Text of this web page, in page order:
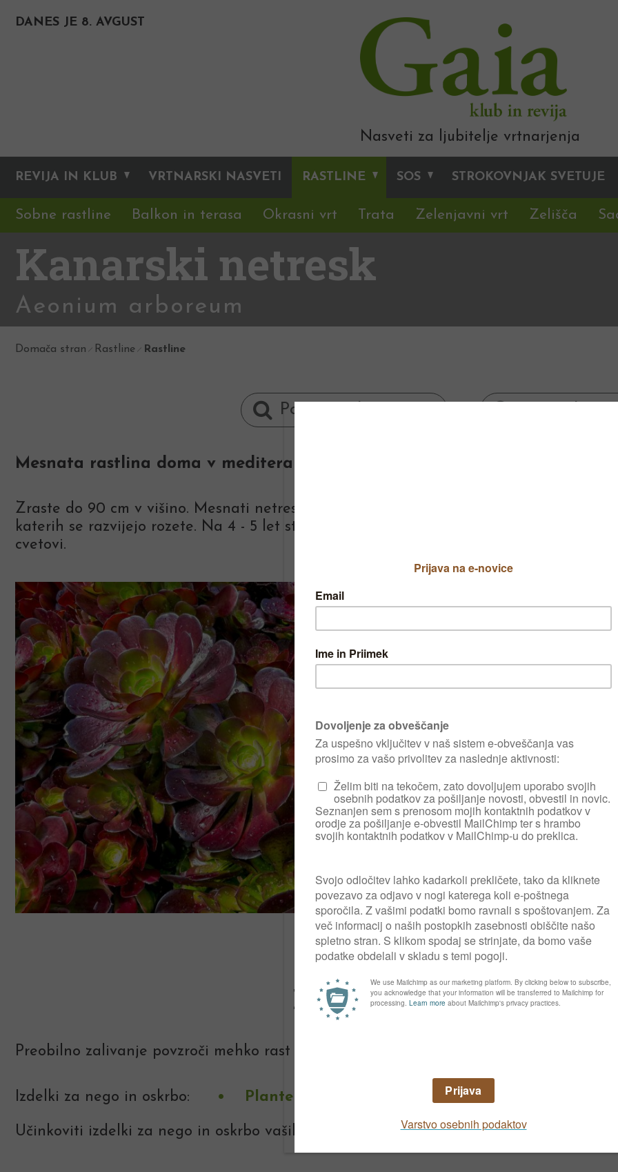
DANES JE 8. AVGUST
Nasveti za ljubitelje vrtnarjenja
REVIJA IN KLUB VRTNARSKI NASVETI RASTLINE SOS STROKOVNJAK SVETUJE
Sobne rastline Balkon in terasa Okrasni vrt Trata Zelenjavni vrt Zelišča
Kanarski netresk
Aeonium arboreum
Domača stran Rastline Rastline
Mesnata rastlina doma v mediteranskih državah.
Zraste do 90 cm v višino. Mesnati netresk ima 4-8 cm dolge mesnate žličasto
katerih se razvijejo rozete. Na 4 - 5 let starih rastlinah se na koncu stebel razvijejo
cvetovi.
Neposredno
10 stopinj,
V rastnem
Gnojimo z gnojilom
Iz semen,
potaknjenci.
Bolezni, škodljivci,
Preobilno zalivanje povzroči mehko rast in hiranje rastline. Premalo svetlobe povzroči
Izdelki za nego in oskrbo: Plantella List
Učinkoviti izdelki za nego in oskrbo vaših rastlin Plantella List